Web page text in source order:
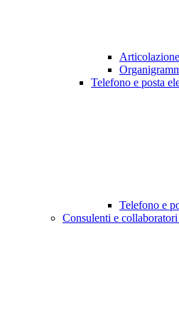
Telefono e posta
Telefono e
Consulenti e collaboratori